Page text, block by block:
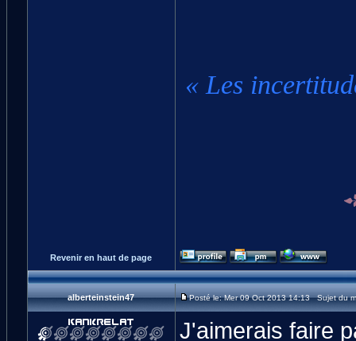
« Les
Revenir en haut de page
alberteinstein47 Posté le: Mer 09 Oct 2013 14:13 Sujet du
J'aimerais faire